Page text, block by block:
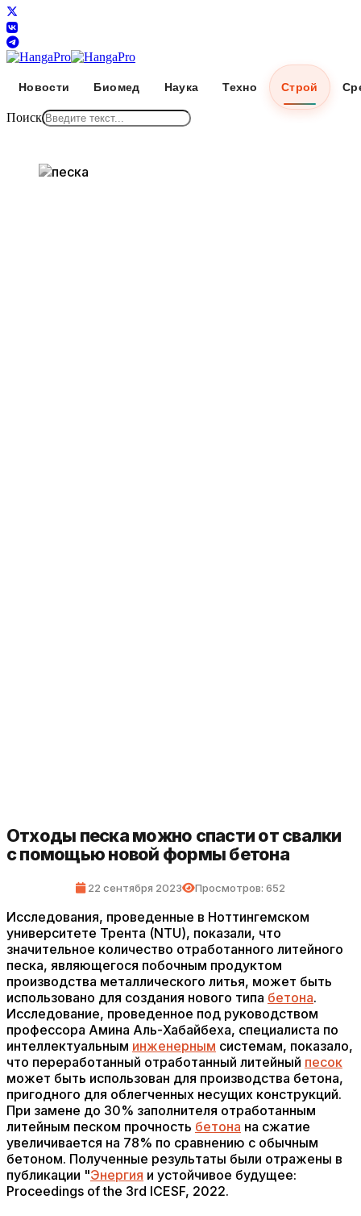
Новости Биомед Наука Техно Строй
Поиск
Отходы песка можно спасти от свалки
с помощью новой формы бетона
22 сентября 2023 Просмотров: 652
Исследования, проведенные в Ноттингемском
университете Трента (NTU), показали, что
значительное количество отработанного литейного
песка, являющегося побочным продуктом
производства металлического литья, может быть
использовано для создания нового типа бетона.
Исследование, проведенное под руководством
профессора Амина Аль-Хабайбеха, специалиста по
интеллектуальным инженерным системам, показало,
что переработанный отработанный литейный песок
может быть использован для производства бетона,
пригодного для облегченных несущих конструкций.
При замене до 30% заполнителя отработанным
литейным песком прочность бетона на сжатие
увеличивается на 78% по сравнению с обычным
бетоном. Полученные результаты были отражены в
публикации "Энергия и устойчивое будущее:
Proceedings of the 3rd ICESF, 2022.